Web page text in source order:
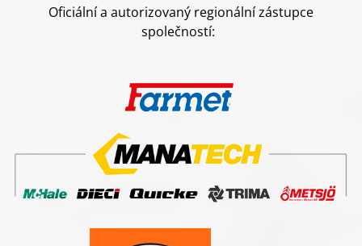
Oficiální a autorizovaný regionální zástupce
společností: